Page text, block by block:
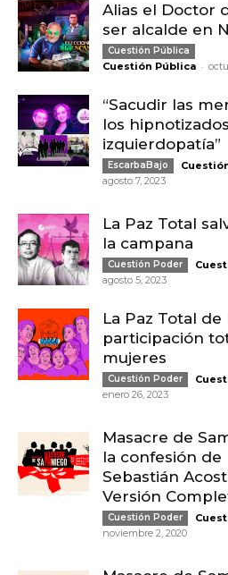
Alias el Doctor
ser alcalde en
Cuestión Pública
Cuestión Pública -
“Sacudir las
los
izquierdopatía”
EscarbaBajo
agosto 7, 2023
La Paz Total
la campana
Cuestión Poder
agosto 5, 2023
La Paz Total
participación
mujeres
Cuestión Poder
enero 26, 2023
Masacre de
la confesión de
Sebastián
Versión
Cuestión Poder
noviembre 2, 2020